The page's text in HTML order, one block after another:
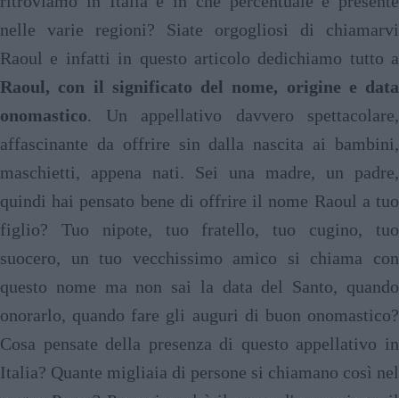
nelle varie regioni? Siate orgogliosi di chiamarvi
Raoul e infatti in questo articolo dedichiamo tutto a
Raoul, con il significato del nome, origine e data
onomastico. Un appellativo davvero spettacolare,
affascinante da offrire sin dalla nascita ai bambini,
maschietti, appena nati. Sei una madre, un padre,
quindi hai pensato bene di offrire il nome Raoul a tuo
figlio? Tuo nipote, tuo fratello, tuo cugino, tuo
suocero, un tuo vecchissimo amico si chiama con
questo nome ma non sai la data del Santo, quando
onorarlo, quando fare gli auguri di buon onomastico?
Cosa pensate della presenza di questo appellativo in
Italia? Quante migliaia di persone si chiamano così nel